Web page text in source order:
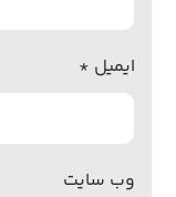
ایمیل *
وب‌ سایت